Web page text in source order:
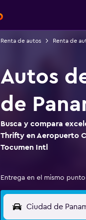
Renta de autos Renta de
Autos
de
Busca y compara
Thrifty en Aeropuerto
Tocumen Intl
Entrega en el mismo punto